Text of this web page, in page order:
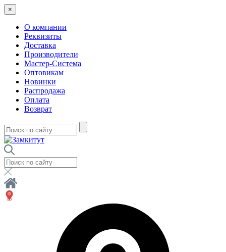
×
О компании
Реквизиты
Доставка
Производители
Мастер-Система
Оптовикам
Новинки
Распродажа
Оплата
Возврат